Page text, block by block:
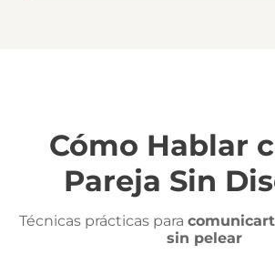
Cómo Hablar
Pareja Sin
Técnicas prácticas para
sin pelear